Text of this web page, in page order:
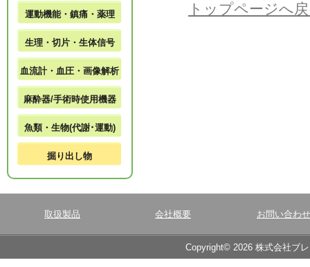
トップページへ
運動機能・鎮痛・薬理
生理・切片・生体信号
血流計・血圧・画像解析
麻酔器/手術時使用機器
魚類・生物(代謝･運動)
掘り出し物
取扱製品 会社概要 お問い合わせ
Copyright© 2026 株式会社ブ